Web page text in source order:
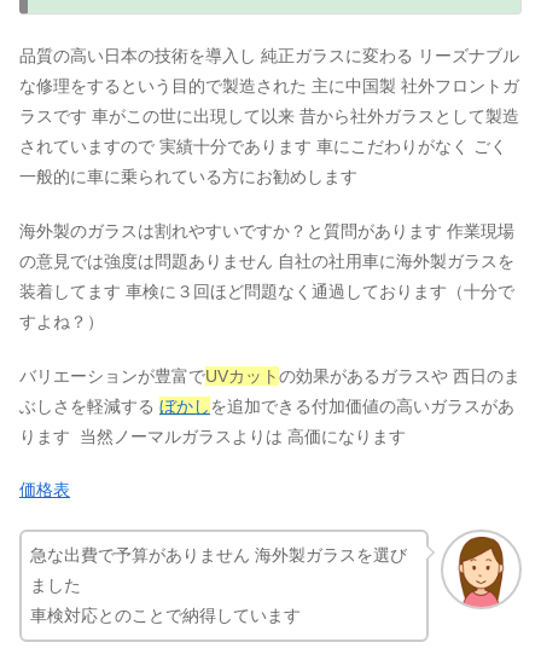
品質の高い日本の技術を導入し 純正ガラスに変わる リーズナブル
な修理をするという目的で製造された 主に中国製 社外フロントガ
ラスです 車がこの世に出現して以来 昔から社外ガラスとして製造
されていますので 実績十分であります 車にこだわりがなく ごく
一般的に車に乗られている方にお勧めします
海外製のガラスは割れやすいですか？と質問があります 作業現場
の意見では強度は問題ありません 自社の社用車に海外製ガラスを
装着してます 車検に３回ほど問題なく通過しております（十分で
すよね？）
バリエーションが豊富でUVカットの効果があるガラスや 西日のま
ぶしさを軽減する ぼかしを追加できる付加価値の高いガラスがあ
ります 当然ノーマルガラスよりは 高価になります
価格表
急な出費で予算がありません 海外製ガラスを選び
ました
車検対応とのことで納得しています